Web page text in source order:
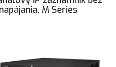
M Series